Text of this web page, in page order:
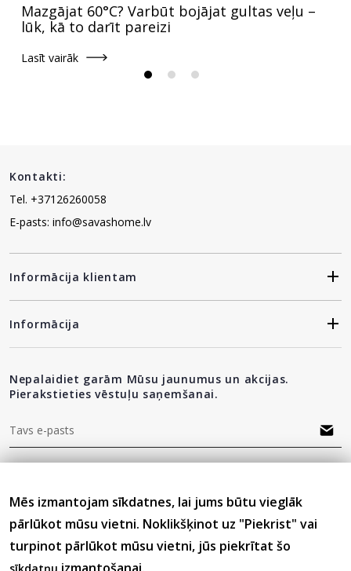
Mazgājat 60°C? Varbūt bojājat gultas veļu –
lūk, kā to darīt pareizi
Lasīt vairāk
Kontakti:
Tel. +37126260058
E-pasts: info@savashome.lv
Informācija klientam
Informācija
Nepalaidiet garām Mūsu jaunumus un akcijas.
Pierakstieties vēstuļu saņemšanai.
Seko mums
Mēs izmantojam sīkdatnes, lai jums būtu vieglāk
pārlūkot mūsu vietni. Noklikšķinot uz "Piekrist" vai
turpinot pārlūkot mūsu vietni, jūs piekrītat šo